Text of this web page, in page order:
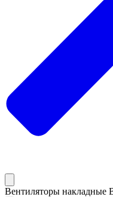
Вентиляторы накладные